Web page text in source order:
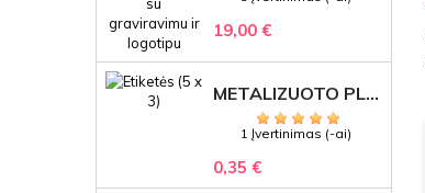
19,00 €
METALIZUOTO PLASTIKO ETIKETĖS SU GRAVIRUOTU TEKSTU -LOGOTIPU
1 Įvertinimas (-ai)
0,35 €